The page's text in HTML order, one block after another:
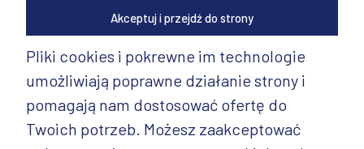
INFORMACJE
Akceptuj i przejdź do strony
Pliki cookies i pokrewne im technologie
umożliwiają poprawne działanie strony i
pomagają nam dostosować ofertę do
Twoich potrzeb. Możesz zaakceptować